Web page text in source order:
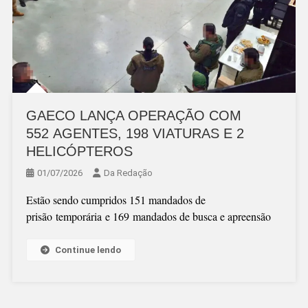
GAECO LANÇA OPERAÇÃO COM
552 AGENTES, 198 VIATURAS E 2
HELICÓPTEROS
01/07/2026 Da Redação
Estão sendo cumpridos 151 mandados de
prisão temporária e 169 mandados de busca e apreensão
Continue lendo